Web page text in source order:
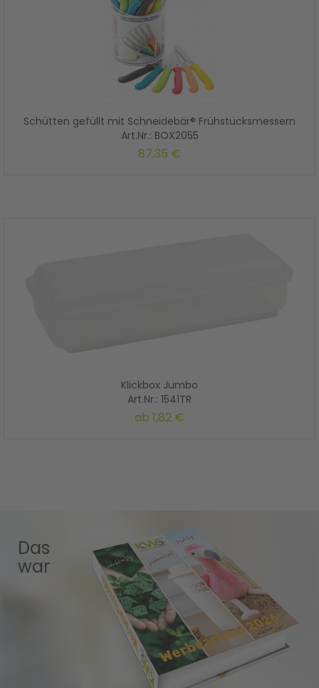
Schütten gefüllt mit Schneidebär® Frühstücksmessern
Art.Nr.: BOX2055
87,35 €
Klickbox Jumbo
Art.Nr.: 1541TR
ab 1,82 €
Das
war